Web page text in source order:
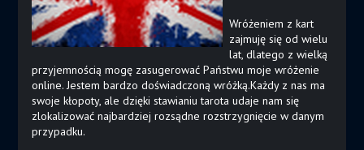
Wróżeniem z kart
zajmuję się od wielu
lat, dlatego z wielką
przyjemnością mogę zasugerować Państwu moje wróżenie
online. Jestem bardzo doświadczoną wróżką.Każdy z nas ma
swoje kłopoty, ale dzięki stawianiu tarota udaje nam się
zlokalizować najbardziej rozsądne rozstrzygnięcie w danym
przypadku.